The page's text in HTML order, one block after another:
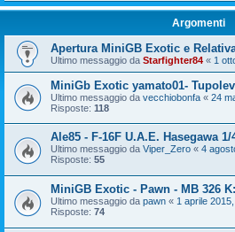
Argomenti
Apertura MiniGB Exotic e
Ultimo messaggio da Starfighter84 « 1
MiniGb Exotic yamato01-
Ultimo messaggio da vecchiobonfa « 24
Risposte: 118
Ale85 - F-16F U.A.E. Hasegawa 1/
Ultimo messaggio da Viper_Zero « 4
Risposte: 55
MiniGB Exotic - Pawn - MB 326
Ultimo messaggio da pawn « 1 aprile
Risposte: 74